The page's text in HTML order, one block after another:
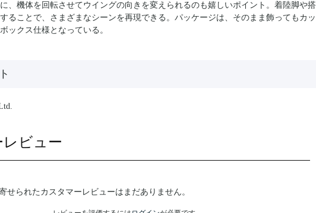
、機体を回転させてウイングの向きを変えられるのも嬉しいポイント。着陸脚や搭
ることで、さまざまなシーンを再現できる。パッケージは、そのまま飾ってもカッ
ックス仕様となっている。
ビュー
せられたカスタマーレビューはまだありません。